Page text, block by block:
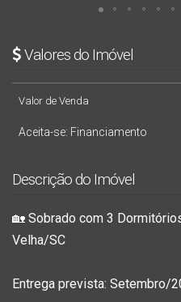
Valores do Imóvel
Valor de Venda
Aceita-se: Financiamento
Descrição do Imóvel
🏡 Sobrado com 3
Velha/SC
Entrega prevista: Setembro/